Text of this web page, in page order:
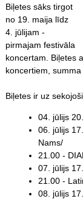
Biļetes sāks tirgot
no 19. maija līdz
4. jūlijam -
pirmajam festivāla
koncertam. Biļetes
koncertiem,
Biļetes ir uz
04. jūlijs
06. jūlijs
Nams/
21.00 -
07. jūlijs
21.00 -
08. jūlijs